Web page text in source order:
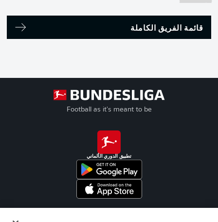
قائمة الفريق الكاملة
Football as it's meant to be
تطبيق الدوري الألماني